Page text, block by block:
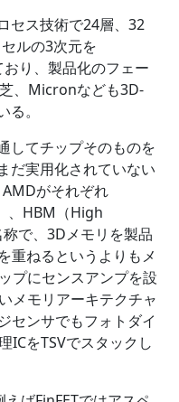
セス技術で24層、32
ルの3次元を
り、製品化のフェー
、Micronなども3D-
。
してチップそのものを
だ実用化されていない
がそれぞれ
、HBM（High
で、3Dメモリを製品
重ねるというよりもメ
プにセンスアンプを設
メモリアーキテクチャ
センサでもフォトダイ
ICをTSVでスタックし